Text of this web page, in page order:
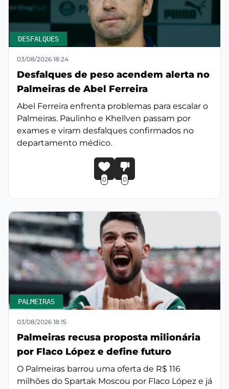
DESFALQUES
03/08/2026 18:24
Desfalques de peso acendem alerta no
Palmeiras de Abel Ferreira
Abel Ferreira enfrenta problemas para escalar o
Palmeiras. Paulinho e Khellven passam por
exames e viram desfalques confirmados no
departamento médico.
0 0
PALMEIRAS
03/08/2026 18:15
Palmeiras recusa proposta milionária
por Flaco López e define futuro
O Palmeiras barrou uma oferta de R$ 116
milhões do Spartak Moscou por Flaco López e já